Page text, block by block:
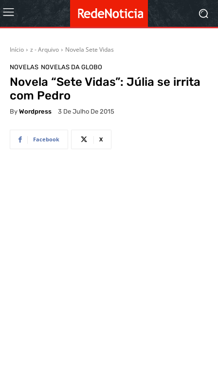
Início z - Arquivo Novela Sete Vidas
NOVELAS NOVELAS DA GLOBO
Novela “Sete Vidas”: Júlia se irrita
com Pedro
By Wordpress 3 De Julho De 2015
Facebook X